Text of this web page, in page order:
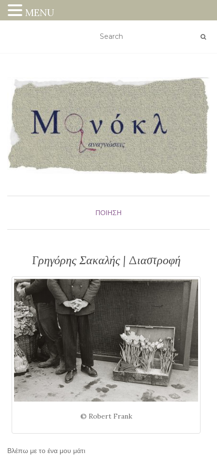
ΠΟΊΗΣΗ
Γρηγόρης Σακαλής | Διαστροφή
© Robert Frank
Βλέπω με το ένα μου μάτι
MENU